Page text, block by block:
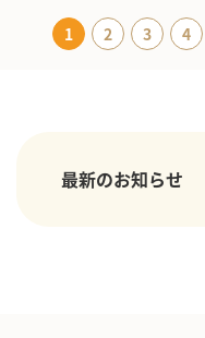
1 2 3 4
最新のお知らせ